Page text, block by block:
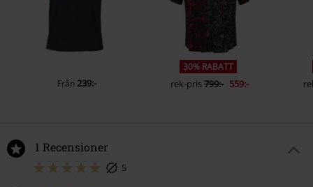
Från 239:-
30% RABATT
rek-pris799:- 559:-
1 Recensioner
5